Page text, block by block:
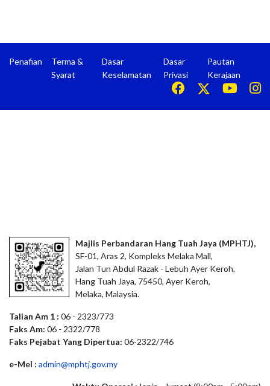
Penafian
Terma &
Syarat
Dasar
Keselamatan
Dasar
Privasi
Pautan
Kerajaan
Majlis Perbandaran Hang Tuah Jaya (MPHTJ),
SF-01, Aras 2, Kompleks Melaka Mall,
Jalan Tun Abdul Razak - Lebuh Ayer Keroh,
Hang Tuah Jaya, 75450, Ayer Keroh,
Melaka, Malaysia.
Talian Am 1 : 06 - 2323/773
Faks Am: 06 - 2322/778
Faks Pejabat Yang Dipertua: 06-2322/746
e-Mel : admin@mphtj.gov.my